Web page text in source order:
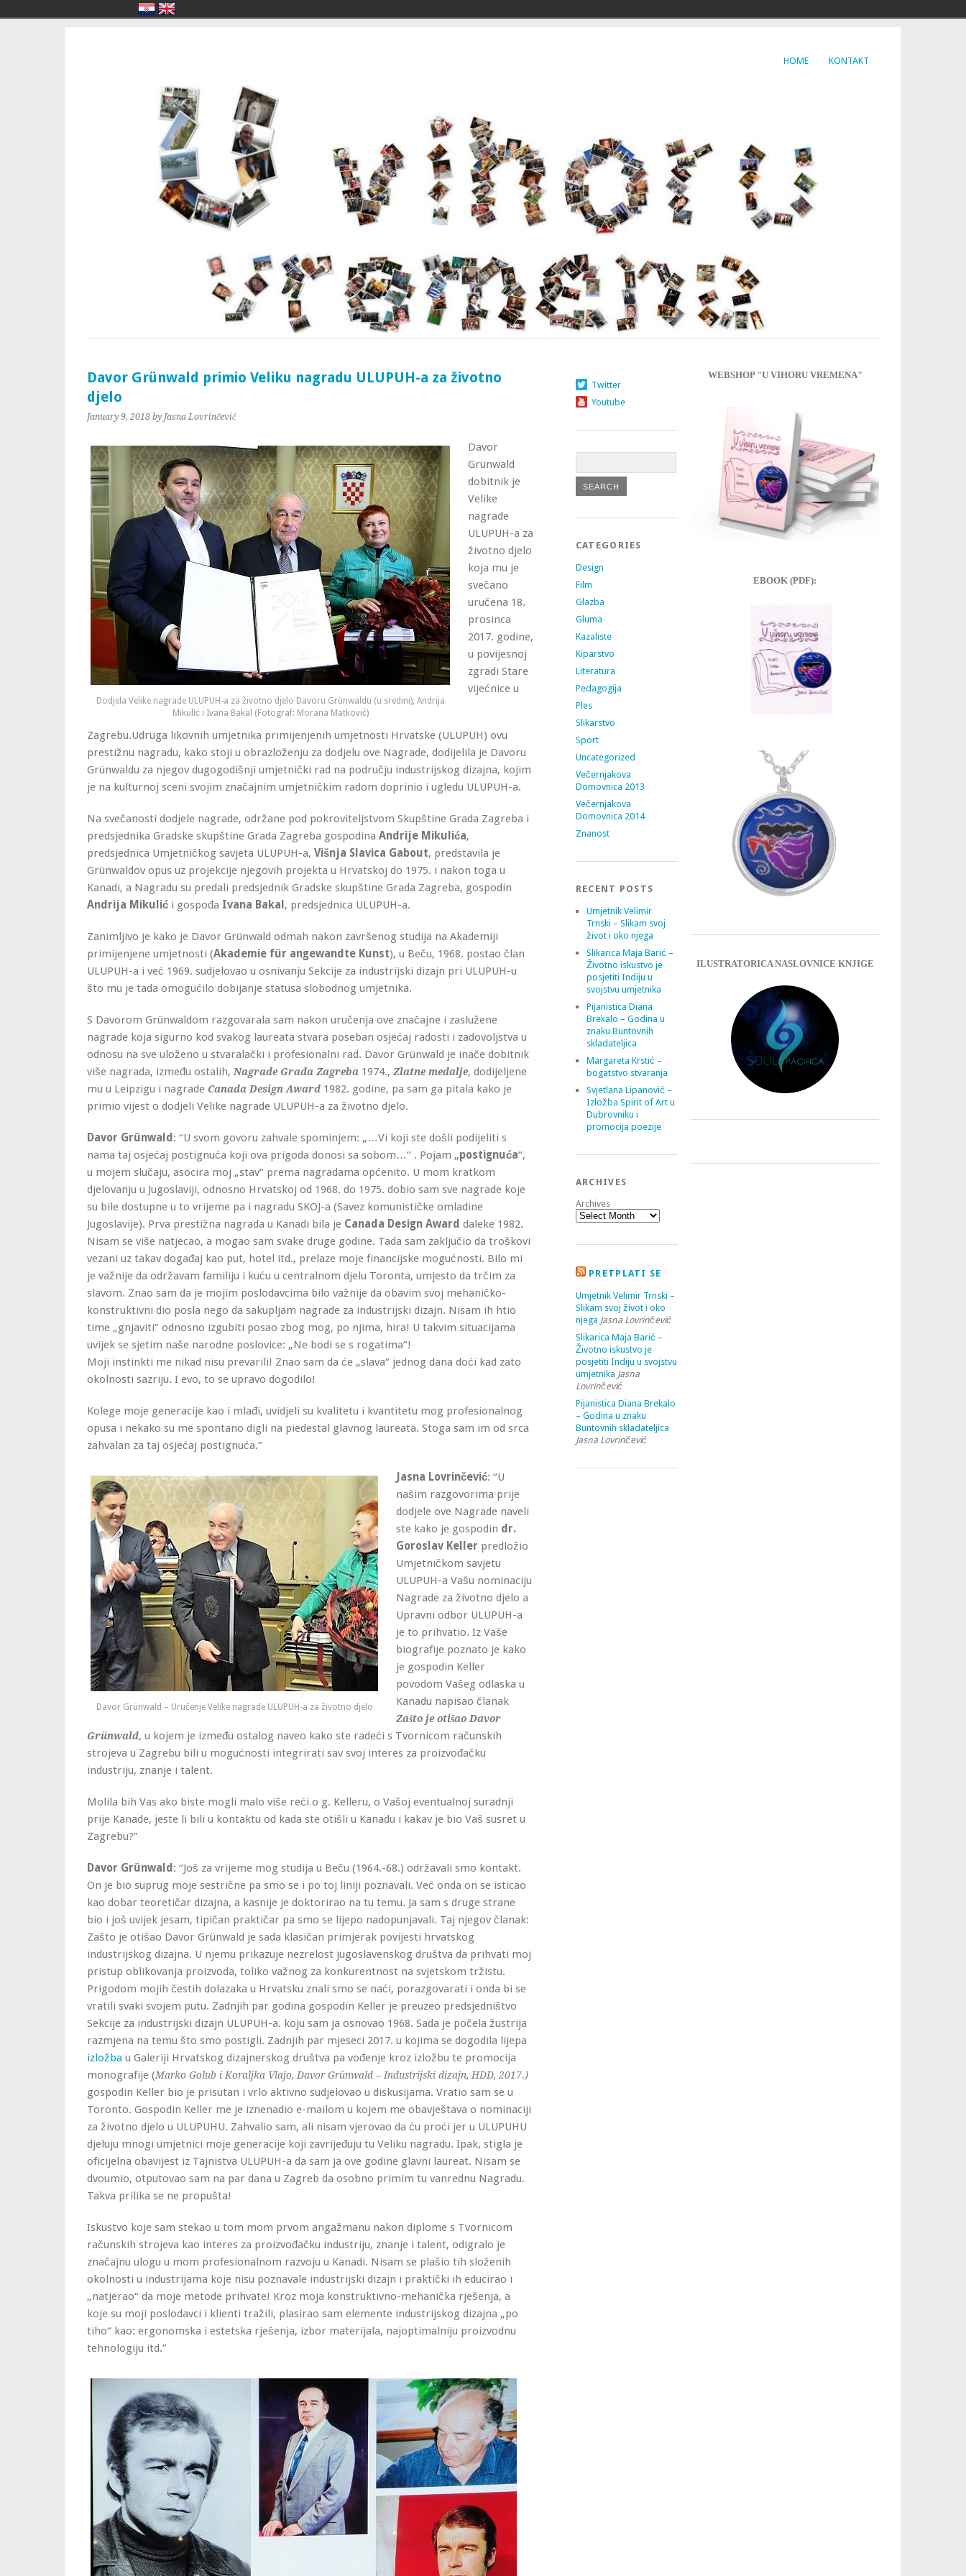
HOME KONTAKT
Davor Grünwald primio Veliku nagradu ULUPUH-a za životno
djelo
January 9, 2018 by Jasna Lovrinčević
Dodjela Velike nagrade ULUPUH-a za životno djelo Davoru Grünwaldu (u sredini), Andrija
Mikulić i Ivana Bakal (Fotograf: Morana Matković)
Davor
Grünwald
dobitnik je
Velike
nagrade
ULUPUH-a za
životno djelo
koja mu je
svečano
uručena 18.
prosinca
2017. godine,
u povijesnoj
zgradi Stare
vijećnice u
Zagrebu.Udruga likovnih umjetnika primijenjenih umjetnosti Hrvatske (ULUPUH) ovu
prestižnu nagradu, kako stoji u obrazloženju za dodjelu ove Nagrade, dodijelila je Davoru
Grünwaldu za njegov dugogodišnji umjetnički rad na području industrijskog dizajna, kojim
je na kulturnoj sceni svojim značajnim umjetničkim radom doprinio i ugledu ULUPUH-a.
Na svečanosti dodjele nagrade, održane pod pokroviteljstvom Skupštine Grada Zagreba i
predsjednika Gradske skupštine Grada Zagreba gospodina Andrije Mikulića,
predsjednica Umjetničkog savjeta ULUPUH-a, Višnja Slavica Gabout, predstavila je
Grünwaldov opus uz projekcije njegovih projekta u Hrvatskoj do 1975. i nakon toga u
Kanadi, a Nagradu su predali predsjednik Gradske skupštine Grada Zagreba, gospodin
Andrija Mikulić i gospođa Ivana Bakal , predsjednica ULUPUH-a.
Zanimljivo je kako je Davor Grünwald odmah nakon završenog studija na Akademiji
primijenjene umjetnosti (Akademie für angewandte Kunst), u Beču, 1968. postao član
ULUPUH-a i već 1969. sudjelovao u osnivanju Sekcije za industrijski dizajn pri ULUPUH-u
što mu je tada omogućilo dobijanje statusa slobodnog umjetnika.
S Davorom Grünwaldom razgovarala sam nakon uručenja ove značajne i zaslužene
nagrade koja sigurno kod svakog laureata stvara poseban osjećaj radosti i zadovoljstva u
odnosu na sve uloženo u stvaralački i profesionalni rad. Davor Grünwald je inače dobitnik
više nagrada, između ostalih,Nagrade Grada Zagreba 1974., Zlatne medalje, dodijeljene
mu u Leipzigu i nagrade Canada Design Award 1982. godine, pa sam ga pitala kako je
primio vijest o dodjeli Velike nagrade ULUPUH-a za životno djelo.
Davor Grünwald : “U svom govoru zahvale spominjem: „…Vi koji ste došli podijeliti s
nama taj osjećaj postignuća koji ova prigoda donosi sa sobom…“ . Pojam „postignuća“,
u mojem slučaju, asocira moj „stav“ prema nagradama općenito. U mom kratkom
djelovanju u Jugoslaviji, odnosno Hrvatskoj od 1968. do 1975. dobio sam sve nagrade koje
su bile dostupne u to vrijeme pa i nagradu SKOJ-a (Savez komunističke omladine
Jugoslavije). Prva prestižna nagrada u Kanadi bila je Canada Design Award daleke 1982.
Nisam se više natjecao, a mogao sam svake druge godine. Tada sam zaključio da troškovi
vezani uz takav događaj kao put, hotel itd., prelaze moje financijske mogućnosti. Bilo mi
je važnije da održavam familiju i kuću u centralnom djelu Toronta, umjesto da trčim za
slavom. Znao sam da je mojim poslodavcima bilo važnije da obavim svoj mehaničko-
konstruktivni dio posla nego da sakupljam nagrade za industrijski dizajn. Nisam ih htio
time „gnjaviti“ odnosno izgubiti posao zbog mog, po njima, hira! U takvim situacijama
uvijek se sjetim naše narodne poslovice: „Ne bodi se s rogatima“!
Moji instinkti me nikad nisu prevarili! Znao sam da će „slava“ jednog dana doći kad zato
okolnosti sazriju. I evo, to se upravo dogodilo!
Kolege moje generacije kao i mlađi, uvidjeli su kvalitetu i kvantitetu mog profesionalnog
opusa i nekako su me spontano digli na piedestal glavnog laureata. Stoga sam im od srca
zahvalan za taj osjećaj postignuća.”
Davor Grünwald – Uručenje Velike nagrade ULUPUH-a za životno djelo
Jasna Lovrinčević: “U
našim razgovorima prije
dodjele ove Nagrade naveli
ste kako je gospodin dr.
Goroslav Keller predložio
Umjetničkom savjetu
ULUPUH-a Vašu nominaciju
Nagrade za životno djelo a
Upravni odbor ULUPUH-a
je to prihvatio. Iz Vaše
biografije poznato je kako
je gospodin Keller
povodom Vašeg odlaska u
Kanadu napisao članak
Zašto je otišao Davor
Grünwald, u kojem je između ostalog naveo kako ste radeći s Tvornicom računskih
strojeva u Zagrebu bili u mogućnosti integrirati sav svoj interes za proizvođačku
industriju, znanje i talent.
Molila bih Vas ako biste mogli malo više reći o g. Kelleru, o Vašoj eventualnoj suradnji
prije Kanade, jeste li bili u kontaktu od kada ste otišli u Kanadu i kakav je bio Vaš susret u
Zagrebu?”
Davor Grünwald : “Još za vrijeme mog studija u Beču (1964.-68.) održavali smo kontakt.
On je bio suprug moje sestrične pa smo se i po toj liniji poznavali. Već onda on se isticao
kao dobar teoretičar dizajna, a kasnije je doktorirao na tu temu. Ja sam s druge strane
bio i još uvijek jesam, tipičan praktičar pa smo se lijepo nadopunjavali. Taj njegov članak:
Zašto je otišao Davor Grünwald je sada klasičan primjerak povijesti hrvatskog
industrijskog dizajna. U njemu prikazuje nezrelost jugoslavenskog društva da prihvati moj
pristup oblikovanja proizvoda, toliko važnog za konkurentnost na svjetskom tržistu.
Prigodom mojih čestih dolazaka u Hrvatsku znali smo se naći, porazgovarati i onda bi se
vratili svaki svojem putu. Zadnjih par godina gospodin Keller je preuzeo predsjedništvo
Sekcije za industrijski dizajn ULUPUH-a. koju sam ja osnovao 1968. Sada je počela žustrija
razmjena na temu što smo postigli. Zadnjih par mjeseci 2017. u kojima se dogodila lijepa
izložba u Galeriji Hrvatskog dizajnerskog društva pa vođenje kroz izložbu te promocija
monografije (Marko Golub i Koraljka Vlajo, Davor Grünwald – Industrijski dizajn, HDD, 2017.)
gospodin Keller bio je prisutan i vrlo aktivno sudjelovao u diskusijama. Vratio sam se u
Toronto. Gospodin Keller me je iznenadio e-mailom u kojem me obavještava o nominaciji
za životno djelo u ULUPUHU. Zahvalio sam, ali nisam vjerovao da ću proći jer u ULUPUHU
djeluju mnogi umjetnici moje generacije koji zavrijeđuju tu Veliku nagradu. Ipak, stigla je
oficijelna obavijest iz Tajnistva ULUPUH-a da sam ja ove godine glavni laureat. Nisam se
dvoumio, otputovao sam na par dana u Zagreb da osobno primim tu vanrednu Nagradu.
Takva prilika se ne propušta!
Iskustvo koje sam stekao u tom mom prvom angažmanu nakon diplome s Tvornicom
računskih strojeva kao interes za proizvođačku industriju, znanje i talent, odigralo je
značajnu ulogu u mom profesionalnom razvoju u Kanadi. Nisam se plašio tih složenih
okolnosti u industrijama koje nisu poznavale industrijski dizajn i praktički ih educirao i
„natjerao“ da moje metode prihvate! Kroz moja konstruktivno-mehanička rješenja, a
koje su moji poslodavci i klienti tražili, plasirao sam elemente industrijskog dizajna „po
tiho“ kao: ergonomska i estetska rješenja, izbor materijala, najoptimalniju proizvodnu
tehnologiju itd.”
Twitter
Youtube
CATEGORIES
Design
Film
Glazba
Gluma
Kazaliste
Kiparstvo
Literatura
Pedagogija
Ples
Slikarstvo
Sport
Uncategorized
Večernjakova
Domovnica 2013
Večernjakova
Domovnica 2014
Znanost
RECENT POSTS
Umjetnik Velimir
Trnski – Slikam svoj
život i oko njega
Slikarica Maja Barić –
Životno iskustvo je
posjetiti Indiju u
svojstvu umjetnika
Pijanistica Diana
Brekalo – Godina u
znaku Buntovnih
skladateljica
Margareta Krstić –
bogatstvo stvaranja
Svjetlana Lipanović –
Izložba Spirit of Art u
Dubrovniku i
promocija poezije
ARCHIVES
Archives
PRETPLATI SE
Umjetnik Velimir Trnski –
Slikam svoj život i oko
njega Jasna Lovrinčević
Slikarica Maja Barić –
Životno iskustvo je
posjetiti Indiju u svojstvu
umjetnika Jasna
Lovrinčević
Pijanistica Diana Brekalo
– Godina u znaku
Buntovnih skladateljica
Jasna Lovrinčević
WEBSHOP "U VIHORU VREMENA"
EBOOK (PDF):
ILUSTRATORICA NASLOVNICE KNJIGE